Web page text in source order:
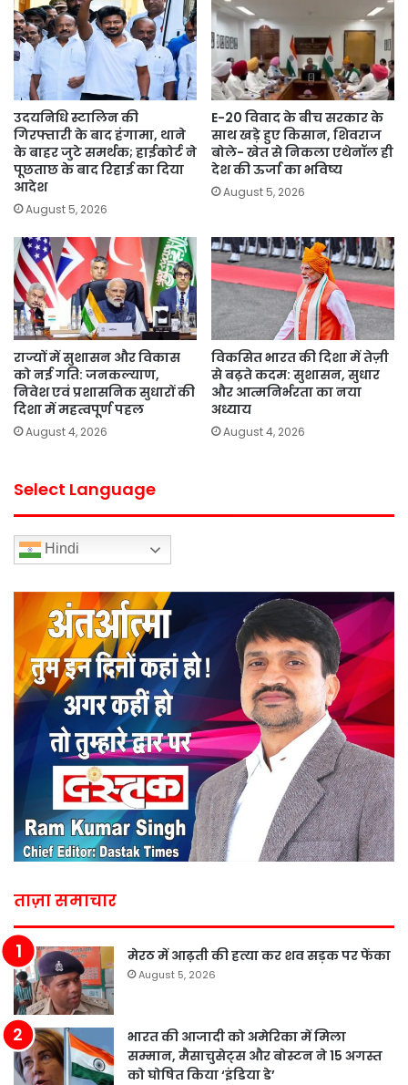
उदयनिधि स्टालिन की
गिरफ्तारी के बाद हंगामा, थाने
के बाहर जुटे समर्थक; हाईकोर्ट ने
पूछताछ के बाद रिहाई का दिया
आदेश
August 5, 2026
E-20 विवाद के बीच सरकार के
साथ खड़े हुए किसान, शिवराज
बोले- खेत से निकला एथेनॉल ही
देश की ऊर्जा का भविष्य
August 5, 2026
राज्यों में सुशासन और विकास
को नई गति: जनकल्याण,
निवेश एवं प्रशासनिक सुधारों की
दिशा में महत्वपूर्ण पहल
August 4, 2026
विकसित भारत की दिशा में तेज़ी
से बढ़ते कदम: सुशासन, सुधार
और आत्मनिर्भरता का नया
अध्याय
August 4, 2026
Select Language
Hindi
ताज़ा समाचार
मेरठ में आढ़ती की हत्या कर शव सड़क पर फेंका
August 5, 2026
भारत की आजादी को अमेरिका में मिला
सम्मान, मैसाचुसेट्स और बोस्टन ने 15 अगस्त
को घोषित किया ‘इंडिया डे’